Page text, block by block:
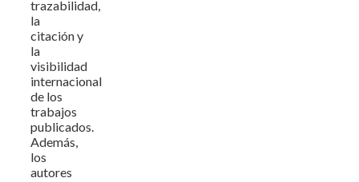
trazabilidad,
la
citación y
la
visibilidad
internacional
de los
trabajos
publicados.
Además,
los
autores